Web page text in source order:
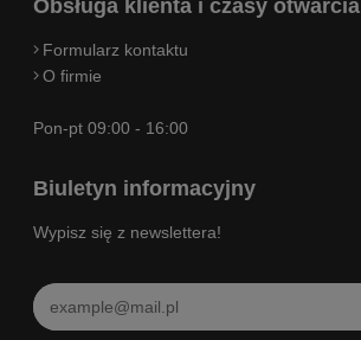
Obsługa klienta i czasy otwarcia
Formularz kontaktu
O firmie
Pon-pt 09:00 - 16:00
Biuletyn informacyjny
Wypisz się z newslettera!